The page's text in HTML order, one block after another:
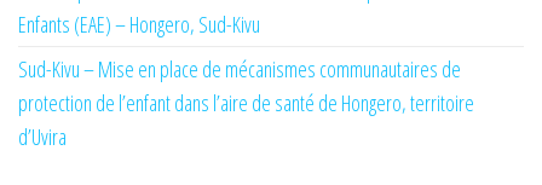
Enfants (EAE) – Hongero, Sud-Kivu
Sud-Kivu – Mise en place de mécanismes communautaires de
protection de l’enfant dans l’aire de santé de Hongero, territoire
d’Uvira